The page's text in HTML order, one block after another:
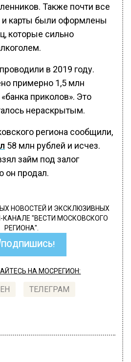
Также почти все
и карты были оформлены
которые сильно
в 2019 году.
примерно 1,5 млн
приколов». Это
нераскрытым.
региона сообщили,
58 млн рублей и исчез.
займ под залог
он продал.
НОВОСТЕЙ И ЭКСКЛЮЗИВНЫХ
КАНАЛЕ "ВЕСТИ МОСКОВСКОГО
РЕГИОНА".
ПОДПИШИСЬ!
НА МОСРЕГИОН:
ТЕЛЕГРАМ